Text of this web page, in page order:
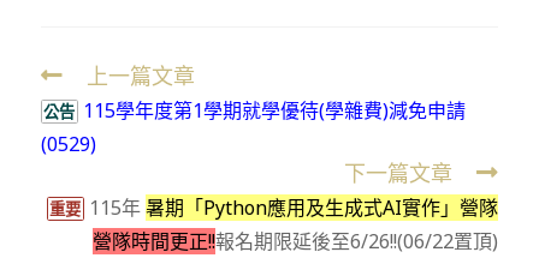
Read
more
articles
上一篇文章
公告 115學年度第1學期就學優待(學雜費)減免申請
(0529)
下一篇文章
重要 115年暑期「Python應用及生成式AI實作」營隊
營隊時間更正!!報名期限延後至6/26!!(06/22置頂)